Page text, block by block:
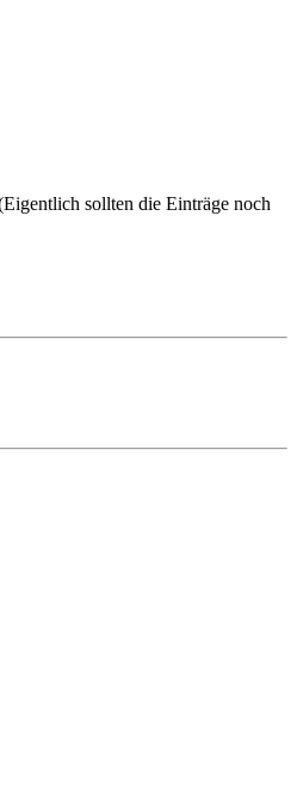
sollten die Einträge noch